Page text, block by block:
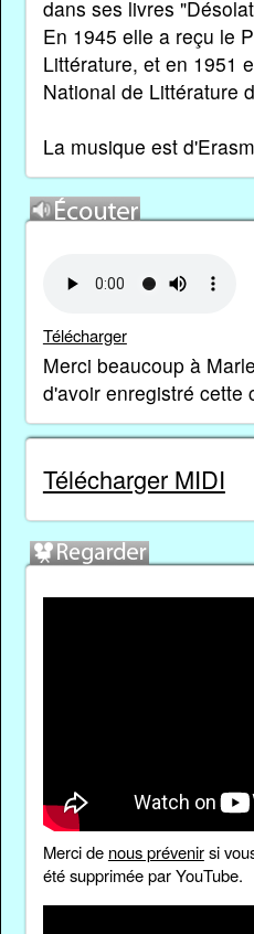
dans ses livres
En 1945 elle a reçu le
Littérature, et en 1951
National de Littérature
La musique est
Télécharger
Merci beaucoup à
d'avoir enregistré cette
Télécharger MIDI
Merci de nous prévenirsi
été supprimée par YouTube.